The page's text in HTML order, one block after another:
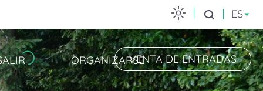
Buscar
ES
VENTA DE ENTRADAS
ORGANIZARSE